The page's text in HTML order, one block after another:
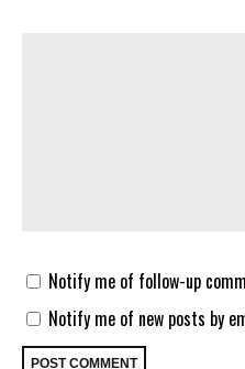
Notify me of follow-up
Notify me of new posts by